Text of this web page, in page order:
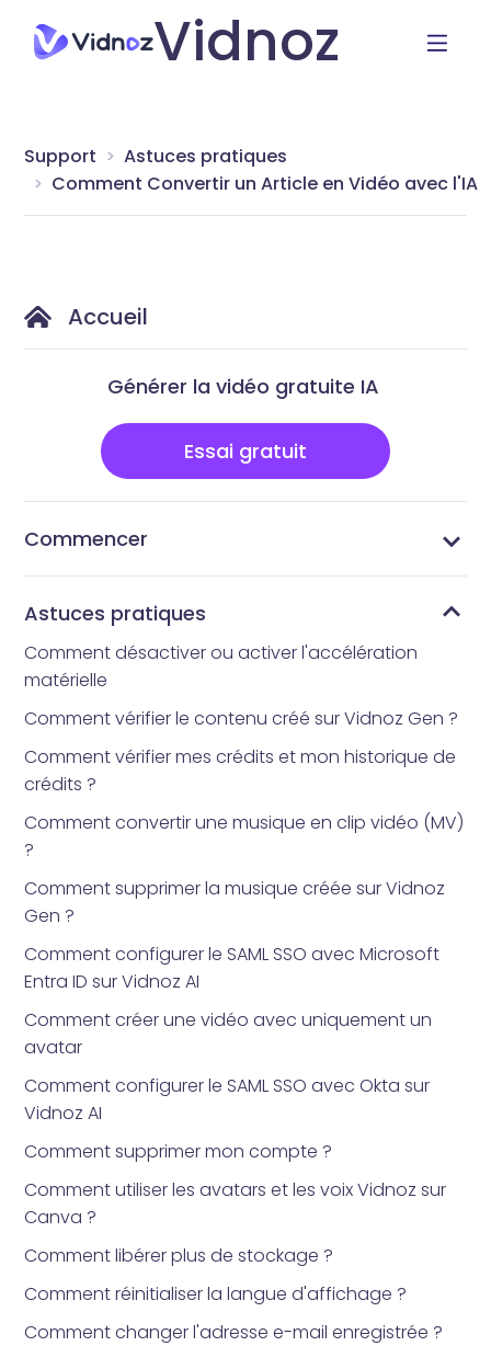
Vidnoz
Support
Astuces pratiques
Comment Convertir un Article en Vidéo avec l'IA
Accueil
Générer la vidéo gratuite IA
Essai gratuit
Commencer
Astuces pratiques
Comment désactiver ou activer l'accélération
matérielle
Comment vérifier le contenu créé sur Vidnoz Gen ?
Comment vérifier mes crédits et mon historique de
crédits ?
Comment convertir une musique en clip vidéo (MV)
?
Comment supprimer la musique créée sur Vidnoz
Gen ?
Comment configurer le SAML SSO avec Microsoft
Entra ID sur Vidnoz AI
Comment créer une vidéo avec uniquement un
avatar
Comment configurer le SAML SSO avec Okta sur
Vidnoz AI
Comment supprimer mon compte ?
Comment utiliser les avatars et les voix Vidnoz sur
Canva ?
Comment libérer plus de stockage ?
Comment réinitialiser la langue d'affichage ?
Comment changer l'adresse e-mail enregistrée ?